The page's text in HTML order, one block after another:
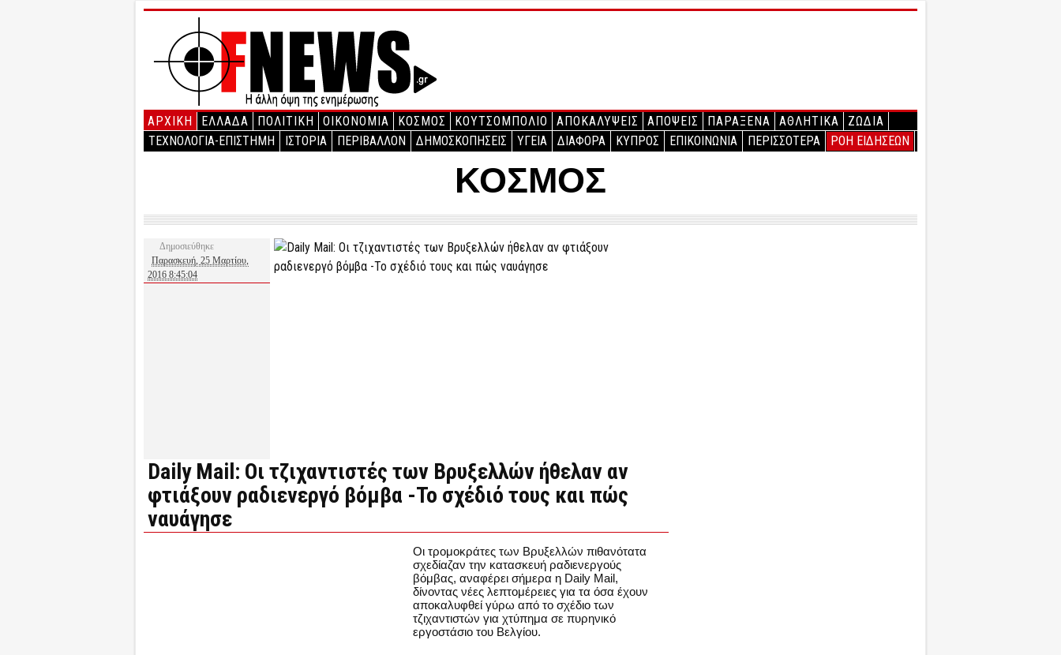
ΑΡΧΙΚΉ ΕΛΛΑΔΑ ΠΟΛΙΤΙΚΗ ΟΙΚΟΝΟΜΙΑ ΚΟΣΜΟΣ ΚΟΥΤΣΟΜΠΟΛΙΟ ΑΠΟΚΑΛΥΨΕΙΣ ΑΠΟΨΕΙΣ ΠΑΡΑΞΕΝΑ ΑΘΛΗΤΙΚΑ
ΖΩΔΙΑ
ΤΕΧΝΟΛΟΓΙΑ-ΕΠΙΣΤΗΜΗ
ΙΣΤΟΡΙΑ ΠΕΡΙΒΑΛΛΟΝ ΔΗΜΟΣΚΟΠΗΣΕΙΣ ΥΓΕΙΑ ΔΙΑΦΟΡΑ ΚΥΠΡΟΣ ΕΠΙΚΟΙΝΩΝΙΑ ΠΕΡΙΣΣΟΤΕΡΑ ΡΟΗ ΕΙΔΗΣΕΩΝ
ΚΟΣΜΟΣ
Δημοσιεύθηκε
Παρασκευή, 25 Μαρτίου,
2016 8:45:04
Daily Mail: Οι τζιχαντιστές των Βρυξελλών ήθελαν αν
φτιάξουν ραδιενεργό βόμβα -Το σχέδιό τους και πώς
ναυάγησε
Οι τρομοκράτες των Βρυξελλών πιθανότατα
σχεδίαζαν την κατασκευή ραδιενεργούς
βόμβας, αναφέρει σήμερα η Daily Mail,
δίνοντας νέες λεπτομέρειες για τα όσα έχουν
αποκαλυφθεί γύρω από το σχέδιο των
τζιχαντιστών για χτύπημα σε πυρηνικό
εργοστάσιο του Βελγίου.